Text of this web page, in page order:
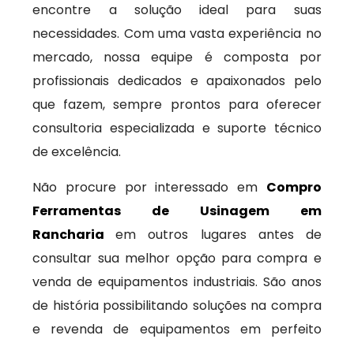
encontre a solução ideal para suas
necessidades. Com uma vasta experiência no
mercado, nossa equipe é composta por
profissionais dedicados e apaixonados pelo
que fazem, sempre prontos para oferecer
consultoria especializada e suporte técnico
de excelência.
Não procure por interessado em Compro
Ferramentas de Usinagem em
Ranchariaem outros lugares antes de
consultar sua melhor opção para compra e
venda de equipamentos industriais. São anos
de história possibilitando soluções na compra
e revenda de equipamentos em perfeito